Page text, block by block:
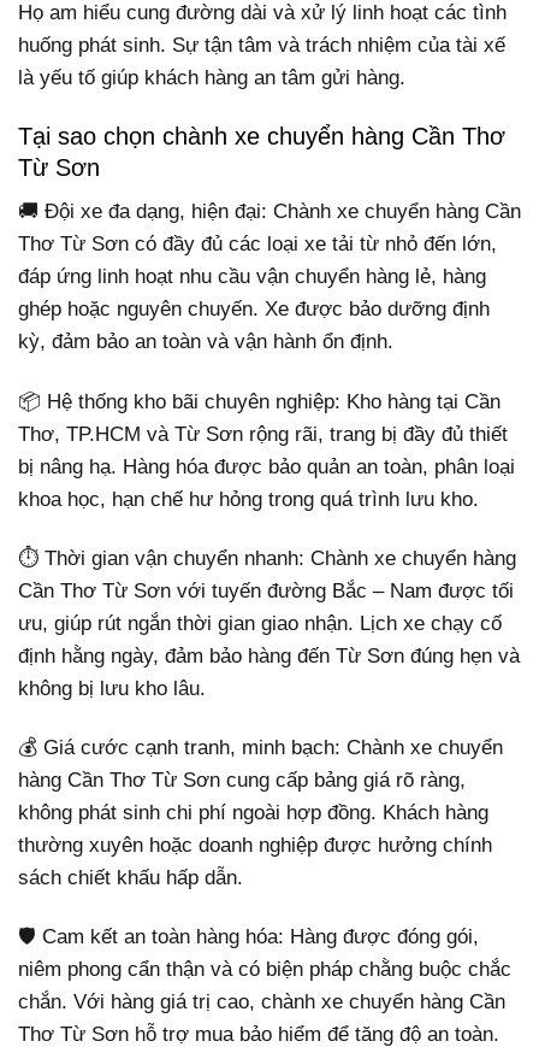
Họ am hiểu cung đường dài và xử lý linh hoạt các tình
huống phát sinh. Sự tận tâm và trách nhiệm của tài xế
là yếu tố giúp khách hàng an tâm gửi hàng.
Tại sao chọn chành xe chuyển hàng Cần Thơ
Từ Sơn
🚚 Đội xe đa dạng, hiện đại: Chành xe chuyển hàng Cần
Thơ Từ Sơn có đầy đủ các loại xe tải từ nhỏ đến lớn,
đáp ứng linh hoạt nhu cầu vận chuyển hàng lẻ, hàng
ghép hoặc nguyên chuyến. Xe được bảo dưỡng định
kỳ, đảm bảo an toàn và vận hành ổn định.
📦 Hệ thống kho bãi chuyên nghiệp: Kho hàng tại Cần
Thơ, TP.HCM và Từ Sơn rộng rãi, trang bị đầy đủ thiết
bị nâng hạ. Hàng hóa được bảo quản an toàn, phân loại
khoa học, hạn chế hư hỏng trong quá trình lưu kho.
⏱️ Thời gian vận chuyển nhanh: Chành xe chuyển hàng
Cần Thơ Từ Sơn với tuyến đường Bắc – Nam được tối
ưu, giúp rút ngắn thời gian giao nhận. Lịch xe chạy cố
định hằng ngày, đảm bảo hàng đến Từ Sơn đúng hẹn và
không bị lưu kho lâu.
💰 Giá cước cạnh tranh, minh bạch: Chành xe chuyển
hàng Cần Thơ Từ Sơn cung cấp bảng giá rõ ràng,
không phát sinh chi phí ngoài hợp đồng. Khách hàng
thường xuyên hoặc doanh nghiệp được hưởng chính
sách chiết khấu hấp dẫn.
🛡️ Cam kết an toàn hàng hóa: Hàng được đóng gói,
niêm phong cẩn thận và có biện pháp chằng buộc chắc
chắn. Với hàng giá trị cao, chành xe chuyển hàng Cần
Thơ Từ Sơn hỗ trợ mua bảo hiểm để tăng độ an toàn.